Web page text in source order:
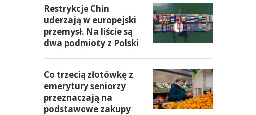
Restrykcje Chin
uderzają w europejski
przemysł. Na liście są
dwa podmioty z Polski
Co trzecią złotówkę z
emerytury seniorzy
przeznaczają na
podstawowe zakupy